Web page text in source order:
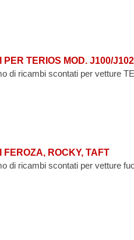
PER TERIOS MOD. J100/J102
di ricambi scontati per vetture
FEROZA, ROCKY, TAFT
di ricambi scontati per vetture